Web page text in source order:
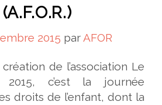
2015 par AFOR
de l’association Le
2015, c’est la journée
droits de l’enfant, dont la